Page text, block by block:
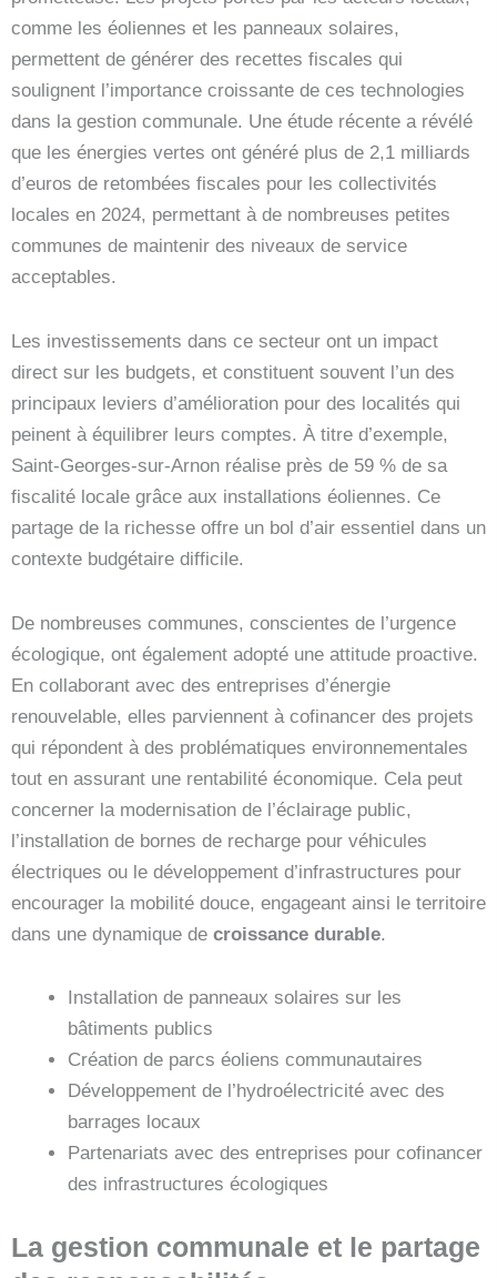
comme les éoliennes et les panneaux solaires,
permettent de générer des recettes fiscales qui
soulignent l’importance croissante de ces technologies
dans la gestion communale. Une étude récente a révélé
que les énergies vertes ont généré plus de 2,1 milliards
d’euros de retombées fiscales pour les collectivités
locales en 2024, permettant à de nombreuses petites
communes de maintenir des niveaux de service
acceptables.
Les investissements dans ce secteur ont un impact
direct sur les budgets, et constituent souvent l’un des
principaux leviers d’amélioration pour des localités qui
peinent à équilibrer leurs comptes. À titre d’exemple,
Saint-Georges-sur-Arnon réalise près de 59 % de sa
fiscalité locale grâce aux installations éoliennes. Ce
partage de la richesse offre un bol d’air essentiel dans un
contexte budgétaire difficile.
De nombreuses communes, conscientes de l’urgence
écologique, ont également adopté une attitude proactive.
En collaborant avec des entreprises d’énergie
renouvelable, elles parviennent à cofinancer des projets
qui répondent à des problématiques environnementales
tout en assurant une rentabilité économique. Cela peut
concerner la modernisation de l’éclairage public,
l’installation de bornes de recharge pour véhicules
électriques ou le développement d’infrastructures pour
encourager la mobilité douce, engageant ainsi le territoire
dans une dynamique de croissance durable.
Installation de panneaux solaires sur les
bâtiments publics
Création de parcs éoliens communautaires
Développement de l’hydroélectricité avec des
barrages locaux
Partenariats avec des entreprises pour cofinancer
des infrastructures écologiques
La gestion communale et le partage